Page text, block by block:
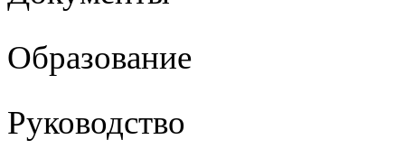
Образование
Руководство